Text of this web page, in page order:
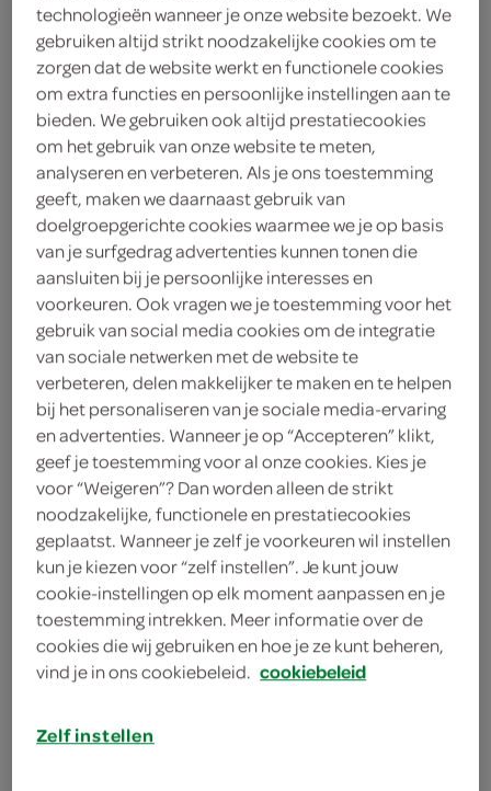
Spar toiletpapier kamile
3lgs
Spar
3.29
8 Stuks
Let op: aanbiedingen zijn niet zichtbaar bij de
producten, maar worden wél automatisch
verwerkt in de winkelmand.
technologieën wanneer je onze website bezoekt. We
gebruiken altijd strikt noodzakelijke cookies om te
zorgen dat de website werkt en functionele cookies
om extra functies en persoonlijke instellingen aan te
bieden. We gebruiken ook altijd prestatiecookies
om het gebruik van onze website te meten,
analyseren en verbeteren. Als je ons toestemming
geeft, maken we daarnaast gebruik van
doelgroepgerichte cookies waarmee we je op basis
van je surfgedrag advertenties kunnen tonen die
aansluiten bij je persoonlijke interesses en
voorkeuren. Ook vragen we je toestemming voor het
gebruik van social media cookies om de integratie
van sociale netwerken met de website te
verbeteren, delen makkelijker te maken en te helpen
bij het personaliseren van je sociale media-ervaring
en advertenties. Wanneer je op “Accepteren” klikt,
geef je toestemming voor al onze cookies. Kies je
voor “Weigeren”? Dan worden alleen de strikt
noodzakelijke, functionele en prestatiecookies
geplaatst. Wanneer je zelf je voorkeuren wil instellen
kun je kiezen voor “zelf instellen”. Je kunt jouw
cookie-instellingen op elk moment aanpassen en je
toestemming intrekken. Meer informatie over de
cookies die wij gebruiken en hoe je ze kunt beheren,
vind je in ons cookiebeleid. cookiebeleid
Zelf instellen